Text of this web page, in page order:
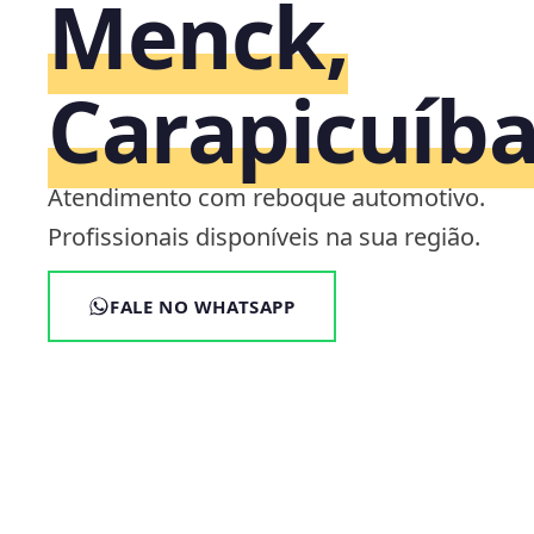
Menck,
Atendimento com reboque automotivo.
Profissionais disponíveis na sua região.
FALE NO WHATSAPP